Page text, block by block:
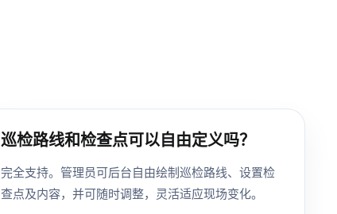
巡检路线和检查点可以自由定义吗？
完全支持。管理员可后台自由绘制巡检路线、设置检
查点及内容，并可随时调整，灵活适应现场变化。